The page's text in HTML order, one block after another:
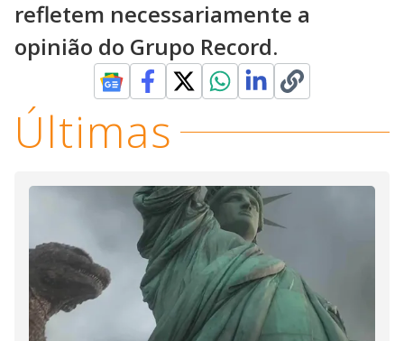
refletem necessariamente a
opinião do Grupo Record.
Últimas